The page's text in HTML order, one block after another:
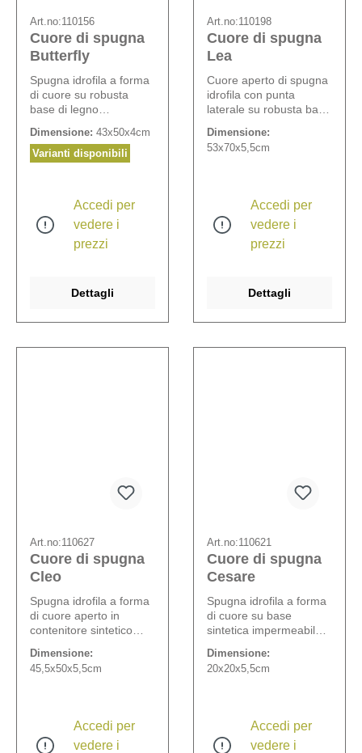
Art.no:110156
Cuore di spugna
Butterfly
Spugna idrofila a forma
di cuore su robusta
base di legno
Comprensiva di set
completo Opiflor
composto da cuscinetti
protettiva adesiva.
Dimensione: 43x50x4cm
Varianti disponibili
Accedi per
vedere i
prezzi
Dettagli
Art.no:110198
Cuore di spugna
Lea
Cuore aperto di spugna
idrofila con punta
laterale su robusta base
Larghezza spugna: 10
cm.
Dimensione:
53x70x5,5cm
Accedi per
vedere i
prezzi
Dettagli
Art.no:110627
Cuore di spugna
Cleo
Spugna idrofila a forma
di cuore aperto in
contenitore sintetico
Dimensione:
45,5x50x5,5cm
Accedi per
vedere i
Art.no:110621
Cuore di spugna
Cesare
Spugna idrofila a forma
di cuore su base
sintetica impermeabile
l'annaffiatura.
Dimensione:
20x20x5,5cm
Accedi per
vedere i